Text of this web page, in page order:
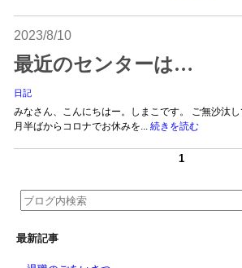
2023/8/10
最近のセンターは…
日記
みなさん、こんにちはー。しまこです。 ご無沙汰
月半ばからコロナでお休みを... 続きを読む
1
最新記事